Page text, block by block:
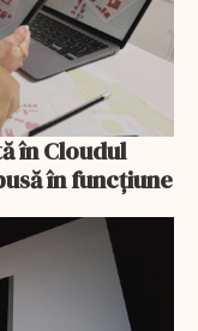
în Cloudul
în funcțiune